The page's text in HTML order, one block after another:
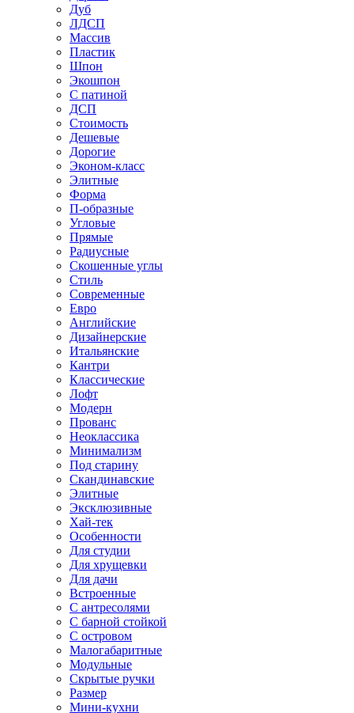
Дуб
ЛДСП
Массив
Пластик
Шпон
Экошпон
С патиной
ДСП
Стоимость
Дешевые
Дорогие
Эконом-класс
Элитные
Форма
П-образные
Угловые
Прямые
Радиусные
Скошенные углы
Стиль
Современные
Евро
Английские
Дизайнерские
Итальянские
Кантри
Классические
Лофт
Модерн
Прованс
Неоклассика
Минимализм
Под старину
Скандинавские
Элитные
Эксклюзивные
Хай-тек
Особенности
Для студии
Для хрущевки
Для дачи
Встроенные
С антресолями
С барной стойкой
С островом
Малогабаритные
Модульные
Скрытые ручки
Размер
Мини-кухни